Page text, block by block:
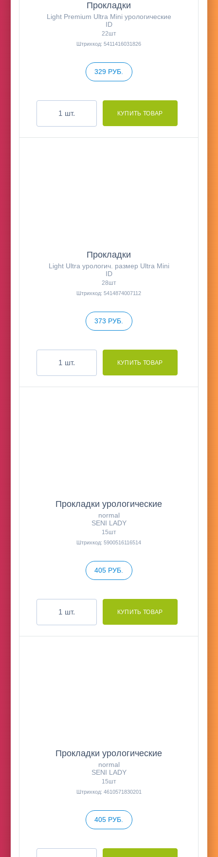
Прокладки
Light Premium Ultra Mini урологические
ID
22шт
Штрихкод: 5411416031826
329 РУБ.
шт.
Прокладки
Light Ultra урологич. размер Ultra Mini
ID
28шт
Штрихкод: 5414874007112
373 РУБ.
шт.
Прокладки урологические
normal
SENI LADY
15шт
Штрихкод: 5900516116514
405 РУБ.
шт.
Прокладки урологические
normal
SENI LADY
15шт
Штрихкод: 4610571830201
405 РУБ.